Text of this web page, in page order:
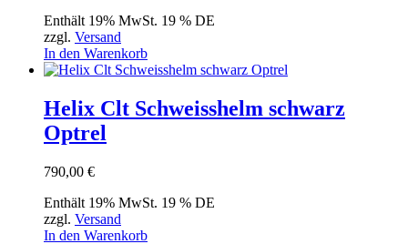
Enthält 19% MwSt. 19 % DE
zzgl. Versand
In den Warenkorb
Helix Clt Schweisshelm schwarz
Optrel
790,00 €
Enthält 19% MwSt. 19 % DE
zzgl. Versand
In den Warenkorb